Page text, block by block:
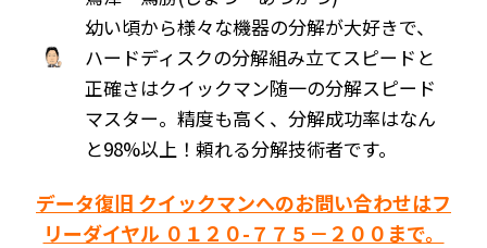
幼い頃から様々な機器の分解が大好きで、
ハードディスクの分解組み立てスピードと
正確さはクイックマン随一の分解スピード
マスター。精度も高く、分解成功率はなん
と98%以上！頼れる分解技術者です。
データ復旧 クイックマンへのお問い合わせはフ
リーダイヤル ０１２０-７７５－２００まで。